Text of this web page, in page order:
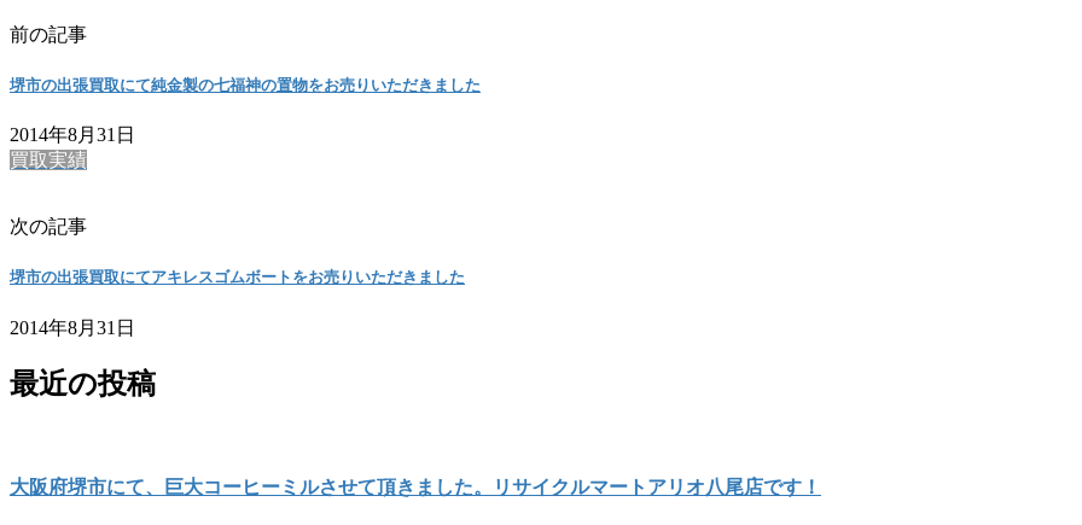
前の記事
堺市の出張買取にて純金製の七福神の置物をお売りいただきました
2014年8月31日
買取実績
次の記事
堺市の出張買取にてアキレスゴムボートをお売りいただきました
2014年8月31日
最近の投稿
大阪府堺市にて、巨大コーヒーミルさせて頂きました。リサイクルマートアリオ八尾店です！